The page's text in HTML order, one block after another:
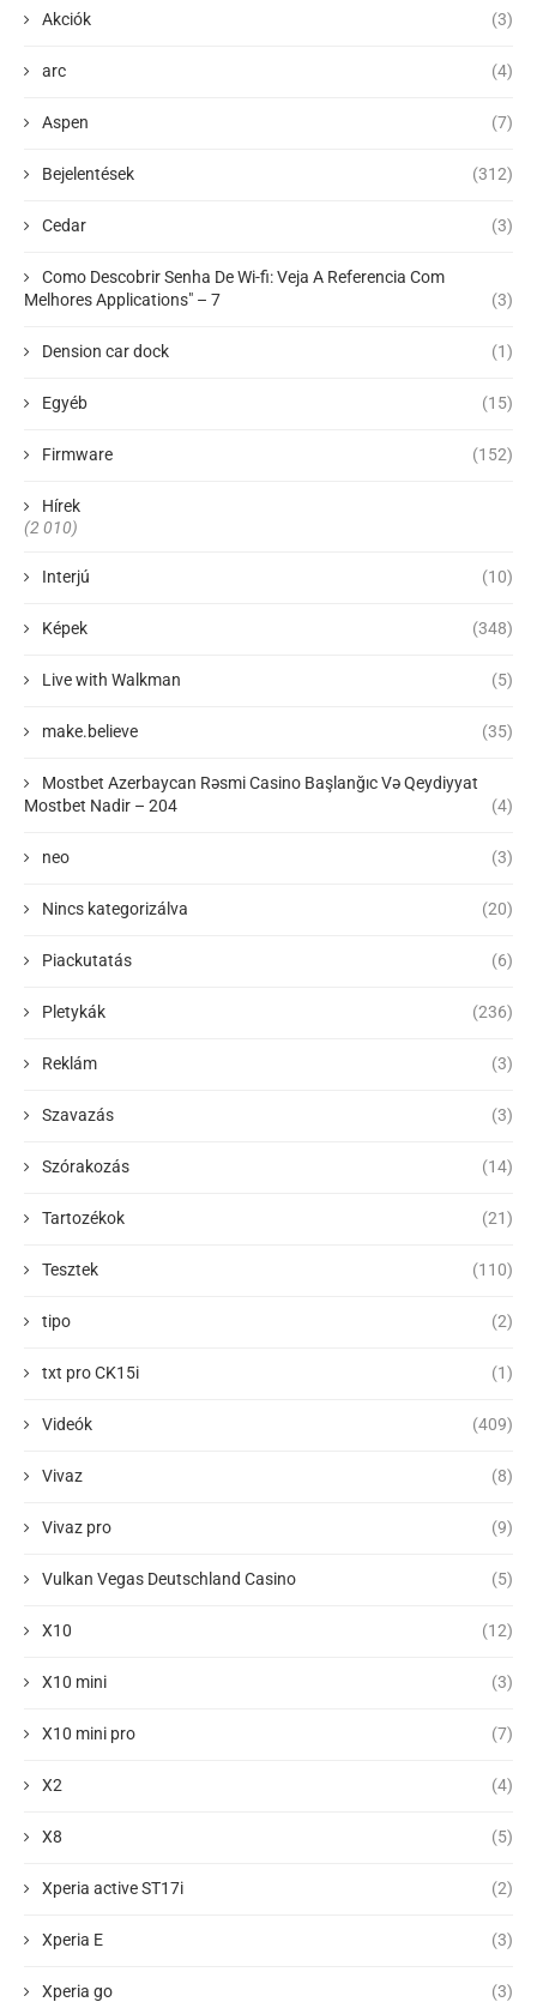
Akciók (3)
arc (4)
Aspen (7)
Bejelentések (312)
Cedar (3)
Como Descobrir Senha De Wi-fi: Veja A Referencia Com
Melhores Applications" – 7
(3)
Dension car dock (1)
Egyéb (15)
Firmware (152)
Hírek
(2 010)
Interjú (10)
Képek (348)
Live with Walkman (5)
make.believe (35)
Mostbet Azerbaycan Rəsmi Casino Başlanğıc Və Qeydiyyat
Mostbet Nadir – 204
(4)
neo (3)
Nincs kategorizálva (20)
Piackutatás (6)
Pletykák (236)
Reklám (3)
Szavazás (3)
Szórakozás (14)
Tartozékok (21)
Tesztek (110)
tipo (2)
txt pro CK15i (1)
Videók (409)
Vivaz (8)
Vivaz pro (9)
Vulkan Vegas Deutschland Casino (5)
X10 (12)
X10 mini (3)
X10 mini pro (7)
X2 (4)
X8 (5)
Xperia active ST17i (2)
Xperia E (3)
Xperia go (3)